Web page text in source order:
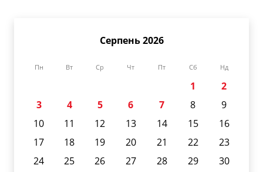
Серпень 2026
Пн Вт Ср Чт Пт Сб Нд
1
2
3
4 5 6 7 8
9
10
11 12 13 14 15
16
17
18 19 20 21 22
23
24
25 26 27 28 29
30